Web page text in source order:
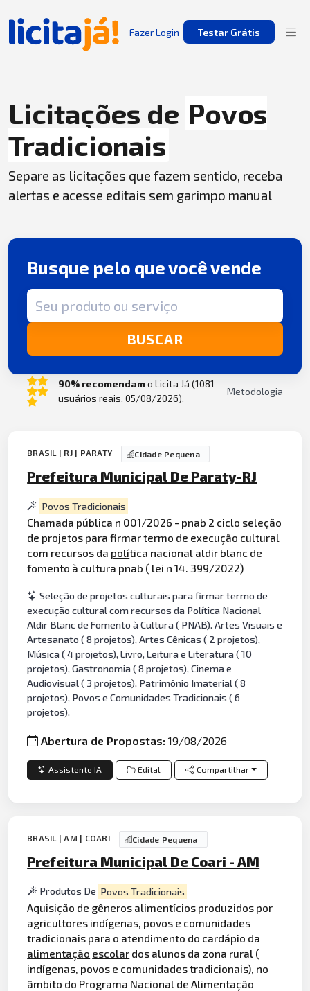
Fazer Login Testar Grátis
Licitações de Povos
Tradicionais
Separe as licitações que fazem sentido, receba
alertas e acesse editais sem garimpo manual
Busque pelo que você vende
Termo de busca
BUSCAR
90% recomendamo Licita Já (1081
usuários reais, 05/08/2026).
Metodologia
BRASIL | RJ | PARATY Cidade Pequena
Prefeitura Municipal De Paraty-RJ
Povos Tradicionais
Chamada pública n 001/2026 - pnab 2 ciclo seleção
de projetos para firmar termo de execução cultural
com recursos da política nacional aldir blanc de
fomento à cultura pnab ( lei n 14. 399/2022)
Seleção de projetos culturais para firmar termo de
execução cultural com recursos da Política Nacional
Aldir Blanc de Fomento à Cultura ( PNAB). Artes Visuais e
Artesanato ( 8 projetos), Artes Cênicas ( 2 projetos),
Música ( 4 projetos), Livro, Leitura e Literatura ( 10
projetos), Gastronomia ( 8 projetos), Cinema e
Audiovisual ( 3 projetos), Patrimônio Imaterial ( 8
projetos), Povos e Comunidades Tradicionais ( 6
projetos).
Abertura de Propostas:19/08/2026
Assistente IA Edital Compartilhar
BRASIL | AM | COARI Cidade Pequena
Prefeitura Municipal De Coari - AM
Produtos De Povos Tradicionais
Aquisição de gêneros alimentícios produzidos por
agricultores indígenas, povos e comunidades
tradicionais para o atendimento do cardápio da
alimentação escolar dos alunos da zona rural (
indígenas, povos e comunidades tradicionais), no
âmbito do Programa Nacional de Alimentação